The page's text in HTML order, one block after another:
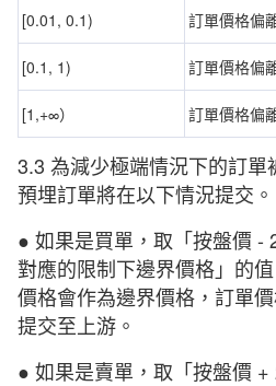
[0.01, 0.1) 訂單價格偏
[0.1, 1) 訂單價格偏
[1,+∞） 訂單價格偏
3.3 為減少極端情況下的訂
預埋訂單將在以下情況提交。
● 如果是買單，取「按盤價 -
對應的限制下邊界價格」的
價格會作為邊界價格，訂單
提交至上游。
● 如果是賣單，取「按盤價